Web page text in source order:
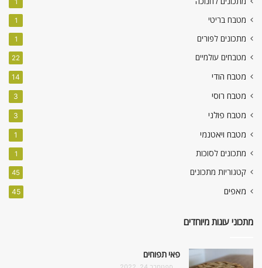
מטבח בריטי 1
מתכונים לפורים 1
מטבחים עולמיים 22
מטבח הודי 14
מטבח רוסי 3
מטבח פולני 3
מטבח ויאטנמי 1
מתכונים לסוכות 1
קטגוריות מתכונים 45
מאפים 45
מתכוני עוגות מיוחדים
פאי תפוחים